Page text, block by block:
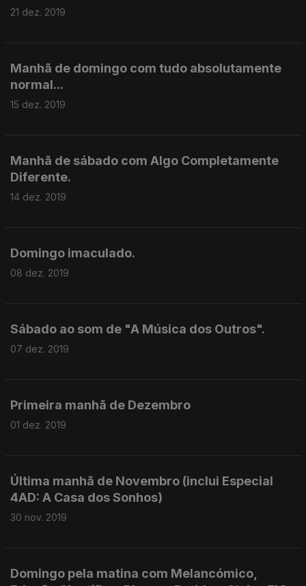
21 dez. 2019
Manhã de domingo com tudo absolutamente
normal...
15 dez. 2019
Manhã de sábado com Algo Completamente
Diferente.
14 dez. 2019
Domingo imaculado.
08 dez. 2019
Sábado ao som de "A Música dos Outros".
07 dez. 2019
Primeira manhã de Dezembro
01 dez. 2019
Última manhã de Novembro (inclui Especial
4AD: A Casa dos Sonhos)
30 nov. 2019
Domingo pela matina com Melancómico,